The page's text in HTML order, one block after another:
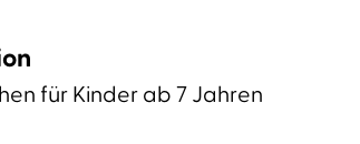
für Kinder ab 7 Jahren